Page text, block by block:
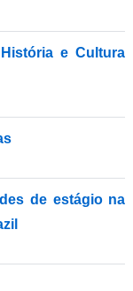
e Cultura
de estágio na